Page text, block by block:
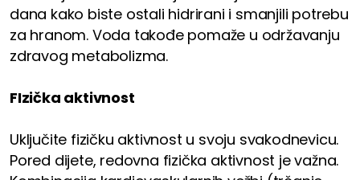
dana kako biste ostali hidrirani i smanjili potrebu
za hranom. Voda takođe pomaže u održavanju
zdravog metabolizma.
FIzička aktivnost
Uključite fizičku aktivnost u svoju svakodnevicu.
Pored dijete, redovna fizička aktivnost je važna.